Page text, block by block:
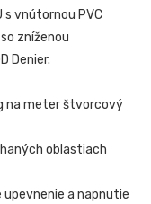
s vnútornou PVC
zníženou
Denier.
na meter štvorcový
oblastiach
a napnutie